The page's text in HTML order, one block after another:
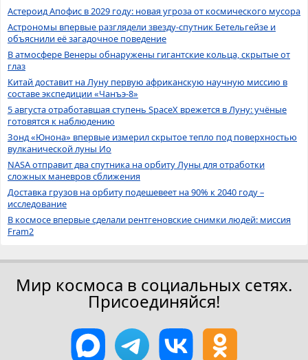
Астероид Апофис в 2029 году: новая угроза от космического мусора
Астрономы впервые разглядели звезду-спутник Бетельгейзе и
объяснили её загадочное поведение
В атмосфере Венеры обнаружены гигантские кольца, скрытые от
глаз
Китай доставит на Луну первую африканскую научную миссию в
составе экспедиции «Чанъэ-8»
5 августа отработавшая ступень SpaceX врежется в Луну: учёные
готовятся к наблюдению
Зонд «Юнона» впервые измерил скрытое тепло под поверхностью
вулканической луны Ио
NASA отправит два спутника на орбиту Луны для отработки
сложных маневров сближения
Доставка грузов на орбиту подешевеет на 90% к 2040 году –
исследование
В космосе впервые сделали рентгеновские снимки людей: миссия
Fram2
Мир космоса в социальных сетях.
Присоединяйся!